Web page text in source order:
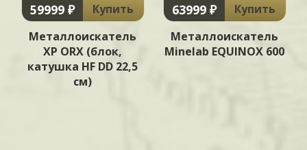
59999 ₽
Купить
Металлоискатель
XP ORX (блок,
катушка HF DD 22,5
см)
63999 ₽
Купить
Металлоискатель
Minelab EQUINOX 600